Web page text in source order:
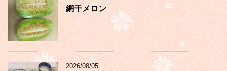
網干メロン
2026/08/05